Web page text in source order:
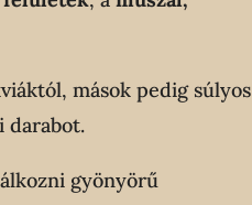
mások pedig súlyos
darabot.
gyönyörű